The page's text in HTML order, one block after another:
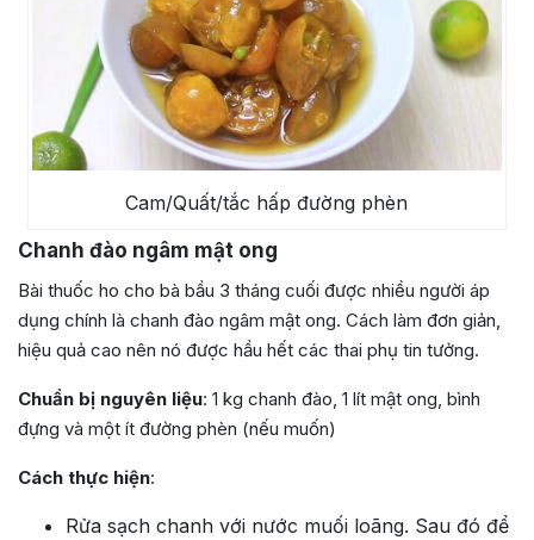
Cam/Quất/tắc hấp đường phèn
Chanh đào ngâm mật ong
Bài thuốc ho cho bà bầu 3 tháng cuối được nhiều người áp
dụng chính là chanh đào ngâm mật ong. Cách làm đơn giản,
hiệu quả cao nên nó được hầu hết các thai phụ tin tưởng.
Chuẩn bị nguyên liệu: 1 kg chanh đào, 1 lít mật ong, bình
đựng và một ít đường phèn (nếu muốn)
Cách thực hiện:
Rửa sạch chanh với nước muối loãng. Sau đó để